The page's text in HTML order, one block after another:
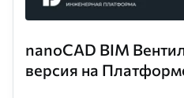
nanoCAD BIM
версия на